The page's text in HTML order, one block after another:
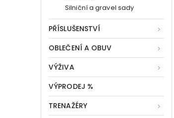
Silniční a gravel sady
PŘÍSLUŠENSTVÍ
OBLEČENÍ A OBUV
VÝŽIVA
VÝPRODEJ %
TRENAŽÉRY